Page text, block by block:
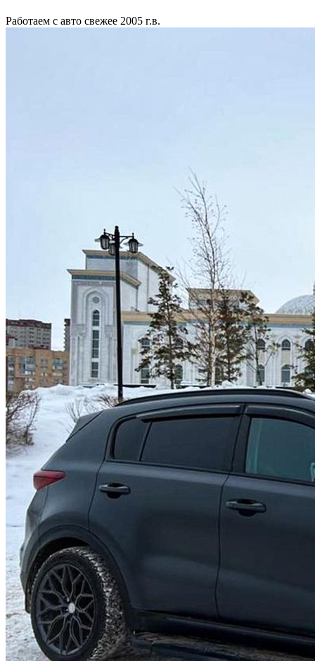
Работаем с авто свежее 2005 г.в.